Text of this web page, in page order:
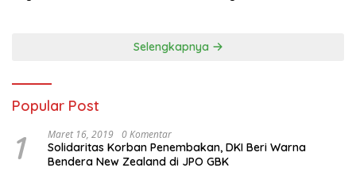
Selengkapnya
Popular Post
1 Maret 16, 2019 0 Komentar
Solidaritas Korban Penembakan, DKI Beri Warna
Bendera New Zealand di JPO GBK